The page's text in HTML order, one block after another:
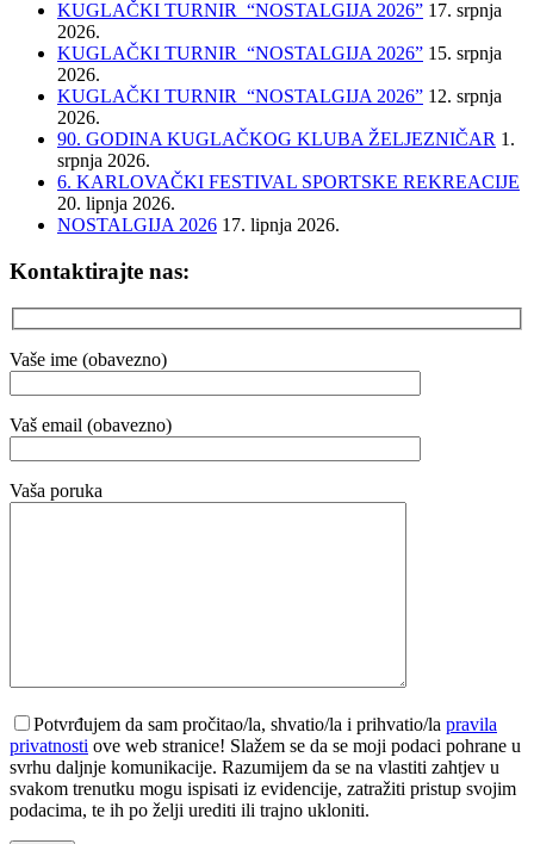
KUGLAČKI TURNIR “NOSTALGIJA 2026” 17. srpnja
2026.
KUGLAČKI TURNIR “NOSTALGIJA 2026” 15. srpnja
2026.
KUGLAČKI TURNIR “NOSTALGIJA 2026” 12. srpnja
2026.
90. GODINA KUGLAČKOG KLUBA ŽELJEZNIČAR 1.
srpnja 2026.
6. KARLOVAČKI FESTIVAL SPORTSKE REKREACIJE
20. lipnja 2026.
NOSTALGIJA 2026 17. lipnja 2026.
Kontaktirajte nas:
Vaše ime (obavezno)
Vaš email (obavezno)
Vaša poruka
Potvrđujem da sam pročitao/la, shvatio/la i prihvatio/la pravila
privatnosti ove web stranice! Slažem se da se moji podaci pohrane u
svrhu daljnje komunikacije. Razumijem da se na vlastiti zahtjev u
svakom trenutku mogu ispisati iz evidencije, zatražiti pristup svojim
podacima, te ih po želji urediti ili trajno ukloniti.